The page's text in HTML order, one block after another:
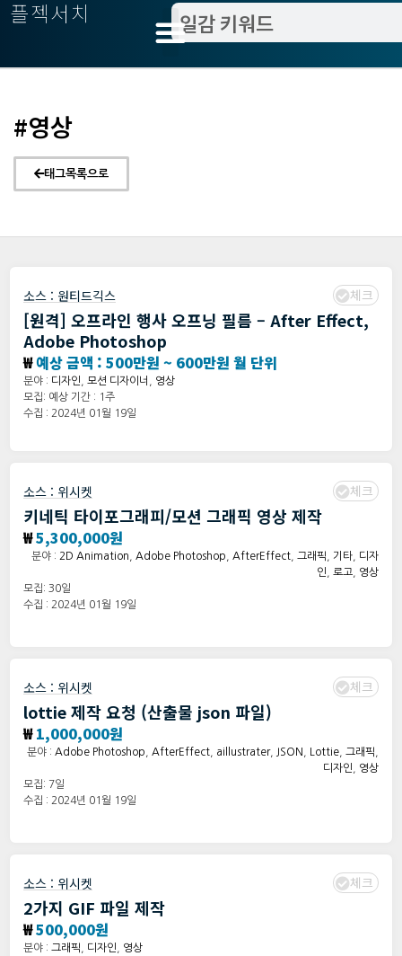
플젝서치
#영상
태그목록으로
소스 : 원티드긱스 체크
[원격] 오프라인 행사 오프닝 필름 – After Effect,
Adobe Photoshop
₩예상 금액 : 500만원 ~ 600만원 월 단위
분야 : 디자인 모션 디자이너
영상
모집: 예상 기간 : 1주
수집 : 2024년 01월 19일
소스 : 위시켓 체크
키네틱 타이포그래피/모션 그래픽 영상 제작
₩5,300,000원
분야 : 2D Animation Adobe Photoshop AfterEffect 그래픽 기타
디자
인
로고
영상
모집: 30일
수집 : 2024년 01월 19일
소스 : 위시켓 체크
lottie 제작 요청 (산출물 json 파일)
₩1,000,000원
분야 : Adobe Photoshop AfterEffect aillustrater, JSON Lottie 그래픽
디자인
영상
모집: 7일
수집 : 2024년 01월 19일
소스 : 위시켓 체크
2가지 GIF 파일 제작
₩500,000원
분야 : 그래픽 디자인
영상